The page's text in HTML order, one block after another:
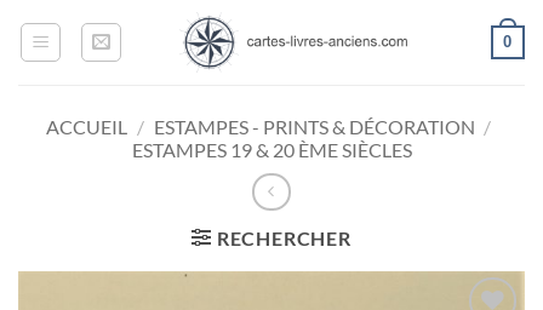
0
ACCUEIL / ESTAMPES - PRINTS & DÉCORATION /
ESTAMPES 19 & 20 ÈME SIÈCLES
RECHERCHER